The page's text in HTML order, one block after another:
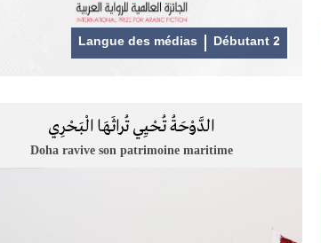
Langue des médias Débutant 2
الدَّوْحَةُ تُحْيِي تُراثَهَا الْبَحْرِي
Doha ravive son patrimoine maritime